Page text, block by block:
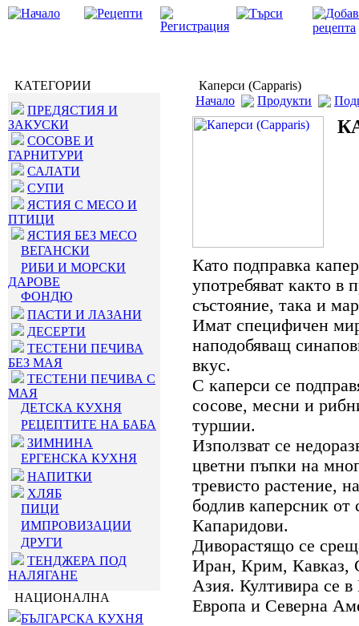
КАТЕГОРИИ
ПРЕДЯСТИЯ И
ЗАКУСКИ
СОСОВЕ И
ГАРНИТУРИ
САЛАТИ
СУПИ
ЯСТИЯ С МЕСО И
ПТИЦИ
ЯСТИЯ БЕЗ МЕСО
ВЕГАНСКИ
РИБИ И МОРСКИ
ДАРОВЕ
ФОНДЮ
ПАСТИ И ЛАЗАНИ
ДЕСЕРТИ
ТЕСТЕНИ ПЕЧИВА
БЕЗ МАЯ
ТЕСТЕНИ ПЕЧИВА С
МАЯ
ДЕТСКА КУХНЯ
РЕЦЕПТИТЕ НА БАБА
ЗИМНИНА
ЕРГЕНСКА КУХНЯ
НАПИТКИ
ХЛЯБ
ПИЦИ
ИМПРОВИЗАЦИИ
ДРУГИ
ТЕНДЖЕРА ПОД
НАЛЯГАНЕ
НАЦИОНАЛНА
БЪЛГАРСКА КУХНЯ
Каперси (Capparis)
Начало
Продукти
Като подправка
употребяват както в
състояние, така и
Имат специфичен
наподобяващ
вкус.
С каперси се
сосове, месни и
туршии.
Използват се
цветни пъпки на
тревисто растение,
бодлив каперсник от
Капаридови.
Диворастящо се
Иран, Крим, Кавказ,
Азия. Култивира се
Европа и Северна